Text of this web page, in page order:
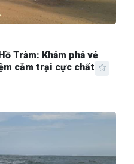
Tràm: Khám phá vẻ
cắm trại cực chất